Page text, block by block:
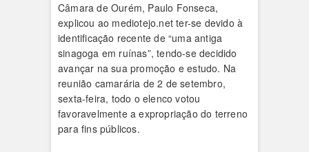
Câmara de Ourém, Paulo Fonseca,
explicou ao mediotejo.net ter-se devido à
identificação recente de “uma antiga
sinagoga em ruínas”, tendo-se decidido
avançar na sua promoção e estudo. Na
reunião camarária de 2 de setembro,
sexta-feira, todo o elenco votou
favoravelmente a expropriação do terreno
para fins públicos.